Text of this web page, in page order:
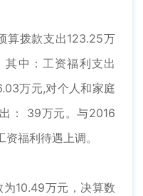
算拨款支出123.25万
中：工资福利支出
万元,对个人和家庭
： 39万元。与2016
福利待遇上调。
为10.49万元，决算数